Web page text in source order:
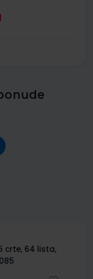
crte, 64 lista,